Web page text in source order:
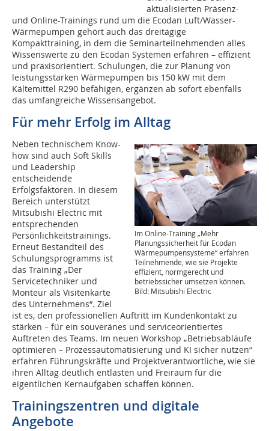
aktualisierten Präsenz-
und Online-Trainings rund um die Ecodan Luft/Wasser-
Wärmepumpen gehört auch das dreitägige
Kompakttraining, in dem die Seminarteilnehmenden alles
Wissenswerte zu den Ecodan Systemen erfahren – effizient
und praxisorientiert. Schulungen, die zur Planung von
leistungsstarken Wärmepumpen bis 150 kW mit dem
Kältemittel R290 befähigen, ergänzen ab sofort ebenfalls
das umfangreiche Wissensangebot.
Für mehr Erfolg im Alltag
Im Online-Training „Mehr
Planungssicherheit für Ecodan
Wärmepumpensysteme“ erfahren
Teilnehmende, wie sie Projekte
effizient, normgerecht und
betriebssicher umsetzen können.
Bild: Mitsubishi Electric
Neben technischem Know-
how sind auch Soft Skills
und Leadership
entscheidende
Erfolgsfaktoren. In diesem
Bereich unterstützt
Mitsubishi Electric mit
entsprechenden
Persönlichkeitstrainings.
Erneut Bestandteil des
Schulungsprogramms ist
das Training „Der
Servicetechniker und
Monteur als Visitenkarte
des Unternehmens“. Ziel
ist es, den professionellen Auftritt im Kundenkontakt zu
stärken – für ein souveränes und serviceorientiertes
Auftreten des Teams. Im neuen Workshop „Betriebsabläufe
optimieren – Prozessautomatisierung und KI sicher nutzen“
erfahren Führungskräfte und Projektverantwortliche, wie sie
ihren Alltag deutlich entlasten und Freiraum für die
eigentlichen Kernaufgaben schaffen können.
Trainingszentren und digitale
Angebote